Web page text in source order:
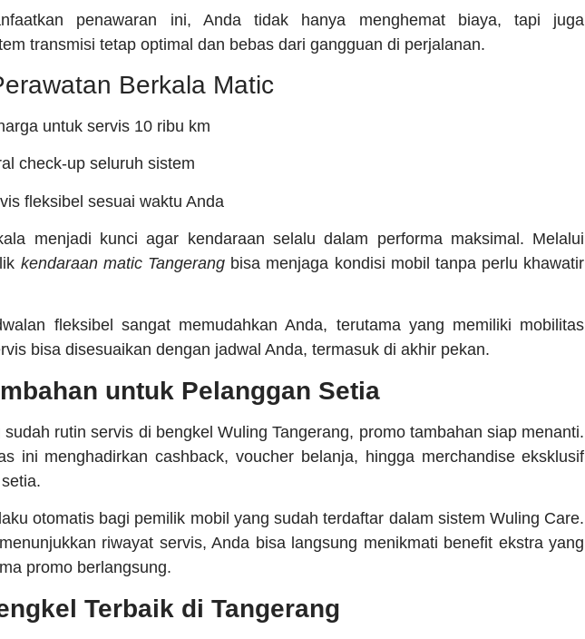
penawaran ini, Anda tidak hanya menghemat biaya, tapi juga
transmisi tetap optimal dan bebas dari gangguan di perjalanan.
Berkala Matic
untuk servis 10 ribu km
check-up seluruh sistem
fleksibel sesuai waktu Anda
menjadi kunci agar kendaraan selalu dalam performa maksimal. Melalui
kendaraan matic Tangerang bisa menjaga kondisi mobil tanpa perlu khawatir
fleksibel sangat memudahkan Anda, terutama yang memiliki mobilitas
bisa disesuaikan dengan jadwal Anda, termasuk di akhir pekan.
untuk Pelanggan Setia
sudah rutin servis di bengkel Wuling Tangerang, promo tambahan siap menanti.
ini menghadirkan cashback, voucher belanja, hingga merchandise eksklusif
otomatis bagi pemilik mobil yang sudah terdaftar dalam sistem Wuling Care.
riwayat servis, Anda bisa langsung menikmati benefit ekstra yang
promo berlangsung.
Terbaik di Tangerang